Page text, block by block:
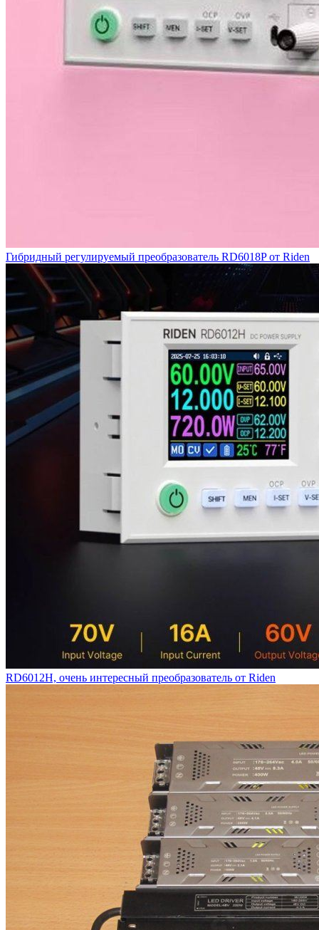
Гибридный регулируемый преобразователь RD6018P от Riden
RD6012H, очень интересный преобразователь от Riden